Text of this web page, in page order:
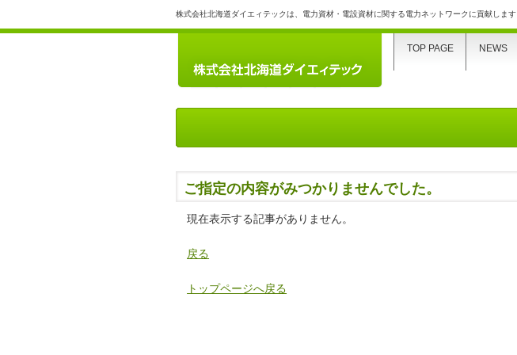
株式会社北海道ダイエィテックは、電力資材・電設資材に関する電力ネットワークに貢献します
ご指定の内容がみつかりませんでした。
現在表示する記事がありません。
戻る
トップページへ戻る
TOP PAGE NEWS